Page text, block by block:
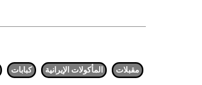
مقبلات المأكولات الإيرانية كبابات